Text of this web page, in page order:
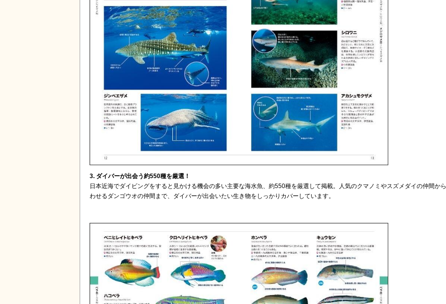
3. ダイバーが出会う約550種を厳選！
日本近海でダイビングをすると見かける機会の多い主要な海水魚、約550種を厳選して掲載。人気のクマノミやスズメダイの仲間か
わせるダンゴウオの仲間まで、ダイバーが出会いたい生き物をしっかりカバーしています。